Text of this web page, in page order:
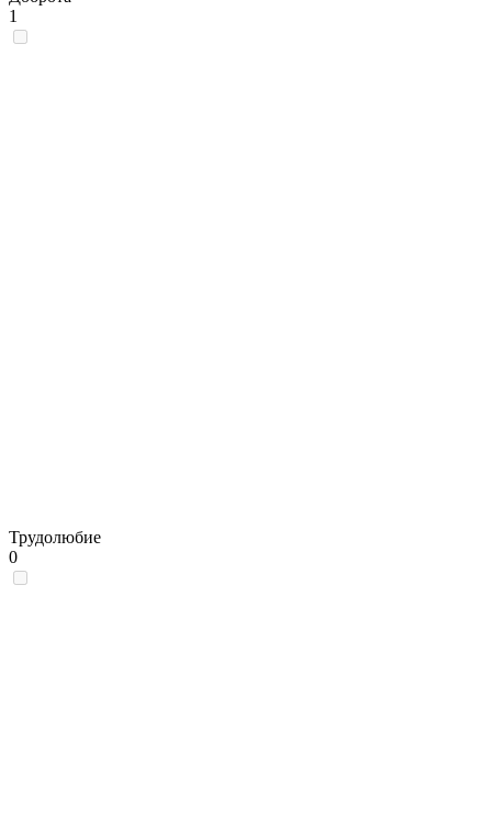
1
Трудолюбие
0